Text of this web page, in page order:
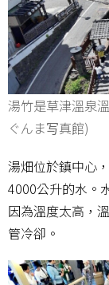
湯竹是草津溫泉
ぐんま写真館)
湯畑位於鎮中心
4000公升的水。
因為溫度太高，
管冷卻。